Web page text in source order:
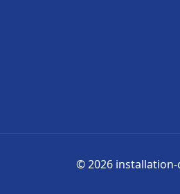
© 2026 installation-